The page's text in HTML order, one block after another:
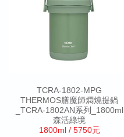
TCRA-1802-MPG
THERMOS膳魔師燜燒提鍋
_TCRA-1802AN系列_1800ml
森活綠境
1800ml / 5750元